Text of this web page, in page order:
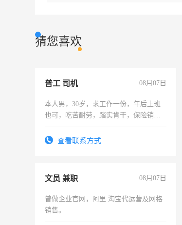
猜您喜欢
普工 司机 08月07日
本人男，30岁，求工作一份，年后上班
也可，吃苦耐劳，踏实肯干，保险销售
查看联系方式
文员 兼职 08月07日
曾做企业官网，阿里 淘宝代运营及网格
销售。